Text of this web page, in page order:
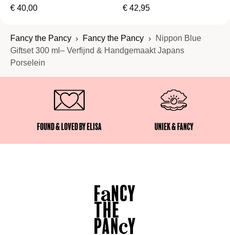
€ 40,00 € 42,95
Fancy the Pancy Fancy the Pancy
Nippon Blue
Giftset 300 ml– Verfijnd & Handgemaakt Japans
Porselein
Found & Loved by Elisa Uniek & Fancy